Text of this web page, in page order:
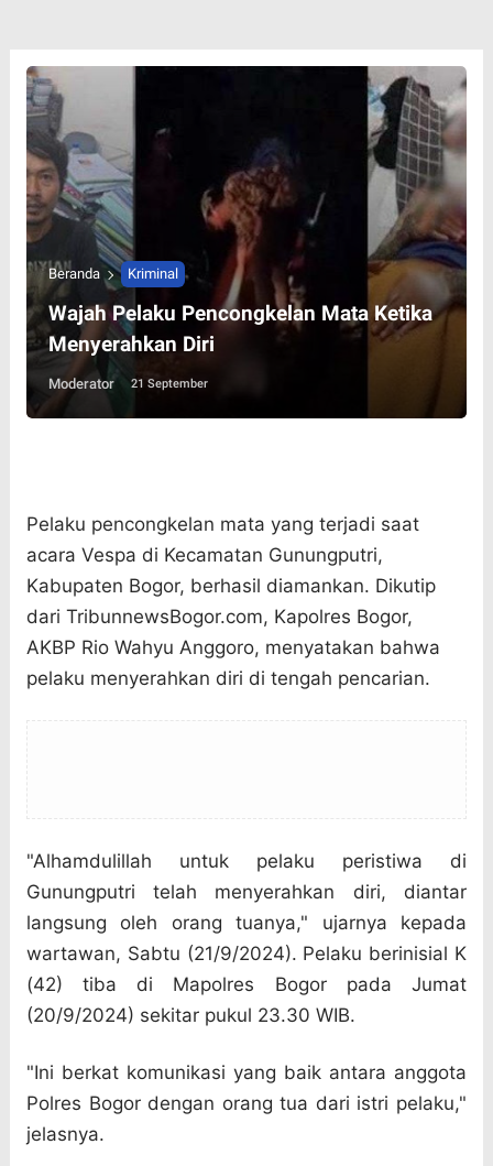
Beranda Kriminal
Wajah Pelaku Pencongkelan Mata Ketika
Menyerahkan Diri
Moderator 21 September
Pelaku pencongkelan mata yang terjadi saat
acara Vespa di Kecamatan Gunungputri,
Kabupaten Bogor, berhasil diamankan. Dikutip
dari TribunnewsBogor.com, Kapolres Bogor,
AKBP Rio Wahyu Anggoro, menyatakan bahwa
pelaku menyerahkan diri di tengah pencarian.
"Alhamdulillah untuk pelaku peristiwa di
Gunungputri telah menyerahkan diri, diantar
langsung oleh orang tuanya," ujarnya kepada
wartawan, Sabtu (21/9/2024). Pelaku berinisial K
(42) tiba di Mapolres Bogor pada Jumat
(20/9/2024) sekitar pukul 23.30 WIB.
"Ini berkat komunikasi yang baik antara anggota
Polres Bogor dengan orang tua dari istri pelaku,"
jelasnya.